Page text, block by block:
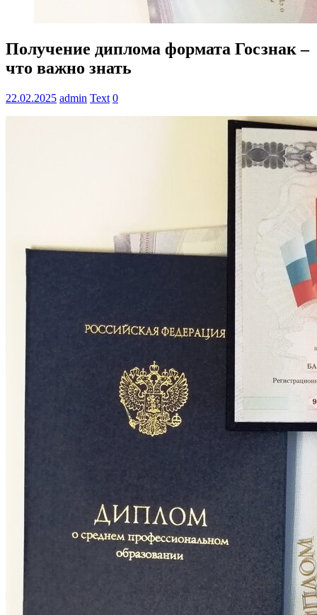
Получение диплома формата Госзнак –
что важно знать
22.02.2025 admin Text 0